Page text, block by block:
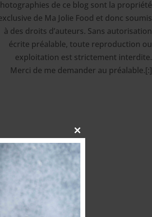
de ce blog sont la propriété
de Ma Jolie Food et donc soumis
à des droits d’auteurs. Sans autorisation
écrite préalable, toute reproduction ou
exploitation est strictement interdite.
Merci de me demander au préalable.[:]
Close
this
module